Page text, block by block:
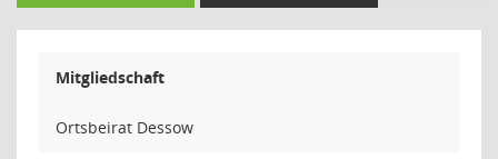
Mitgliedschaft
Ortsbeirat Dessow